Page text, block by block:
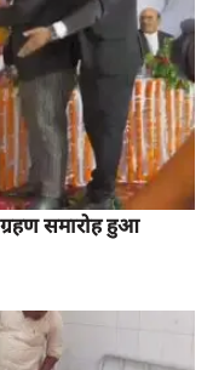
समारोह हुआ